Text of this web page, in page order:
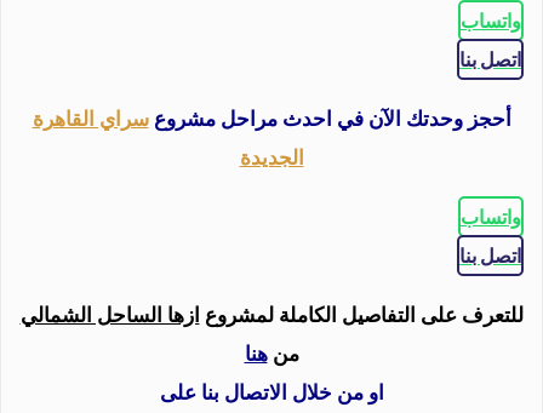
واتساب
اتصل بنا
أحجز وحدتك الآن في احدث مراحل مشروعسراي القاهرة
الجديدة
واتساب
اتصل بنا
للتعرف على التفاصيل الكاملة لمشروعازها الساحل الشمالي
منهنا
او من خلال الاتصال بنا على